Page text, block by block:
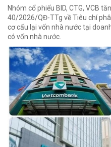
Nhóm cổ phiếu BID, CTG, VCB
40/2026/QĐ-TTg về Tiêu chí
cơ cấu lại vốn nhà nước tại
có vốn nhà nước.